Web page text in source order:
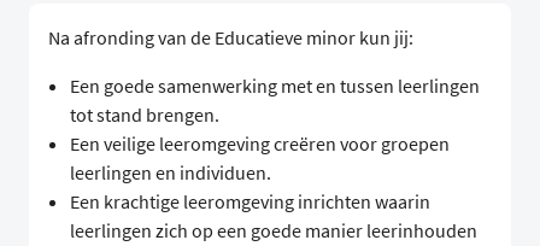
Na afronding van de Educatieve minor kun jij:
Een goede samenwerking met en tussen leerlingen
tot stand brengen.
Een veilige leeromgeving creëren voor groepen
leerlingen en individuen.
Een krachtige leeromgeving inrichten waarin
leerlingen zich op een goede manier leerinhouden